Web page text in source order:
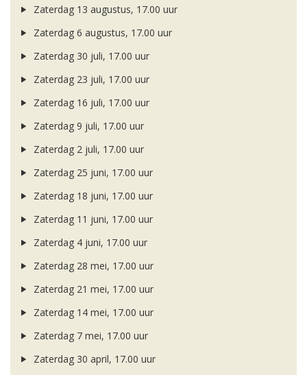
Zaterdag 13 augustus, 17.00 uur
Zaterdag 6 augustus, 17.00 uur
Zaterdag 30 juli, 17.00 uur
Zaterdag 23 juli, 17.00 uur
Zaterdag 16 juli, 17.00 uur
Zaterdag 9 juli, 17.00 uur
Zaterdag 2 juli, 17.00 uur
Zaterdag 25 juni, 17.00 uur
Zaterdag 18 juni, 17.00 uur
Zaterdag 11 juni, 17.00 uur
Zaterdag 4 juni, 17.00 uur
Zaterdag 28 mei, 17.00 uur
Zaterdag 21 mei, 17.00 uur
Zaterdag 14 mei, 17.00 uur
Zaterdag 7 mei, 17.00 uur
Zaterdag 30 april, 17.00 uur